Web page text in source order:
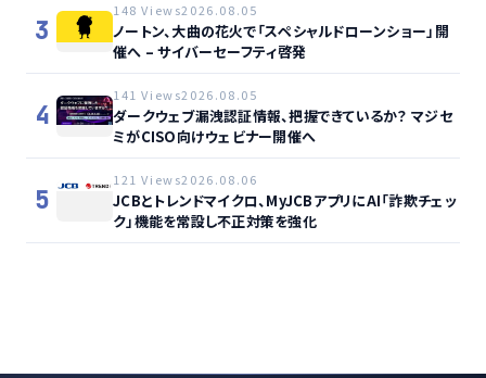
3
148 Views2026.08.05
ノートン、大曲の花火で「スペシャルドローンショー」開
催へ – サイバーセーフティ啓発
4
141 Views2026.08.05
ダークウェブ漏洩認証情報、把握できているか？ マジセ
ミがCISO向けウェビナー開催へ
5
121 Views2026.08.06
JCBとトレンドマイクロ、MyJCBアプリにAI「詐欺チェッ
ク」機能を常設し不正対策を強化